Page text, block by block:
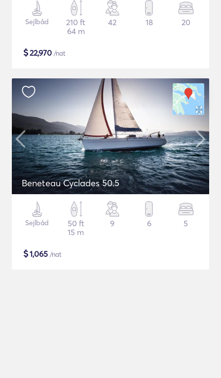
Sejlbåd
210 ft
64 m
42 18 20
$22,970 /nat
Beneteau Cyclades 50.5
Sejlbåd
50 ft
15 m
9 6 5
$1,065 /nat